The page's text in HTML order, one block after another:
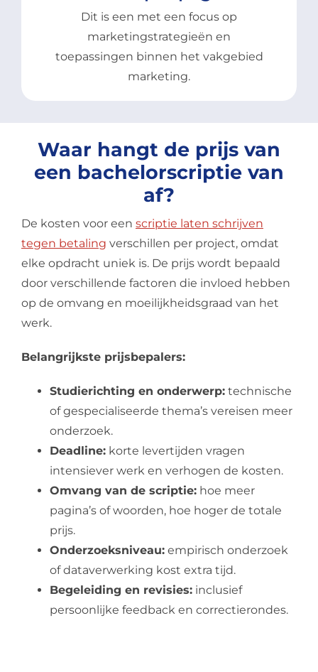
Dit is een met een focus op
marketingstrategieën en
toepassingen binnen het vakgebied
marketing.
Waar hangt de prijs van
een bachelorscriptie van
af?
De kosten voor een scriptie laten schrijven
tegen betaling verschillen per project, omdat
elke opdracht uniek is. De prijs wordt bepaald
door verschillende factoren die invloed hebben
op de omvang en moeilijkheidsgraad van het
werk.
Belangrijkste prijsbepalers:
Studierichting en onderwerp:technische
of gespecialiseerde thema’s vereisen meer
onderzoek.
Deadline:korte levertijden vragen
intensiever werk en verhogen de kosten.
Omvang van de scriptie:hoe meer
pagina’s of woorden, hoe hoger de totale
prijs.
Onderzoeksniveau:empirisch onderzoek
of dataverwerking kost extra tijd.
Begeleiding en revisies:inclusief
persoonlijke feedback en correctierondes.